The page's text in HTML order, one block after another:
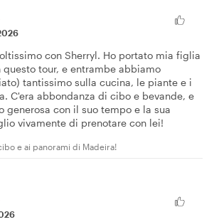
con Sherryl. Ho portato mia figlia
questo tour, e entrambe abbiamo
tantissimo sulla cucina, le piante e i
C'era abbondanza di cibo e bevande, e
generosa con il suo tempo e la sua
vivamente di prenotare con lei!
e ai panorami di Madeira!